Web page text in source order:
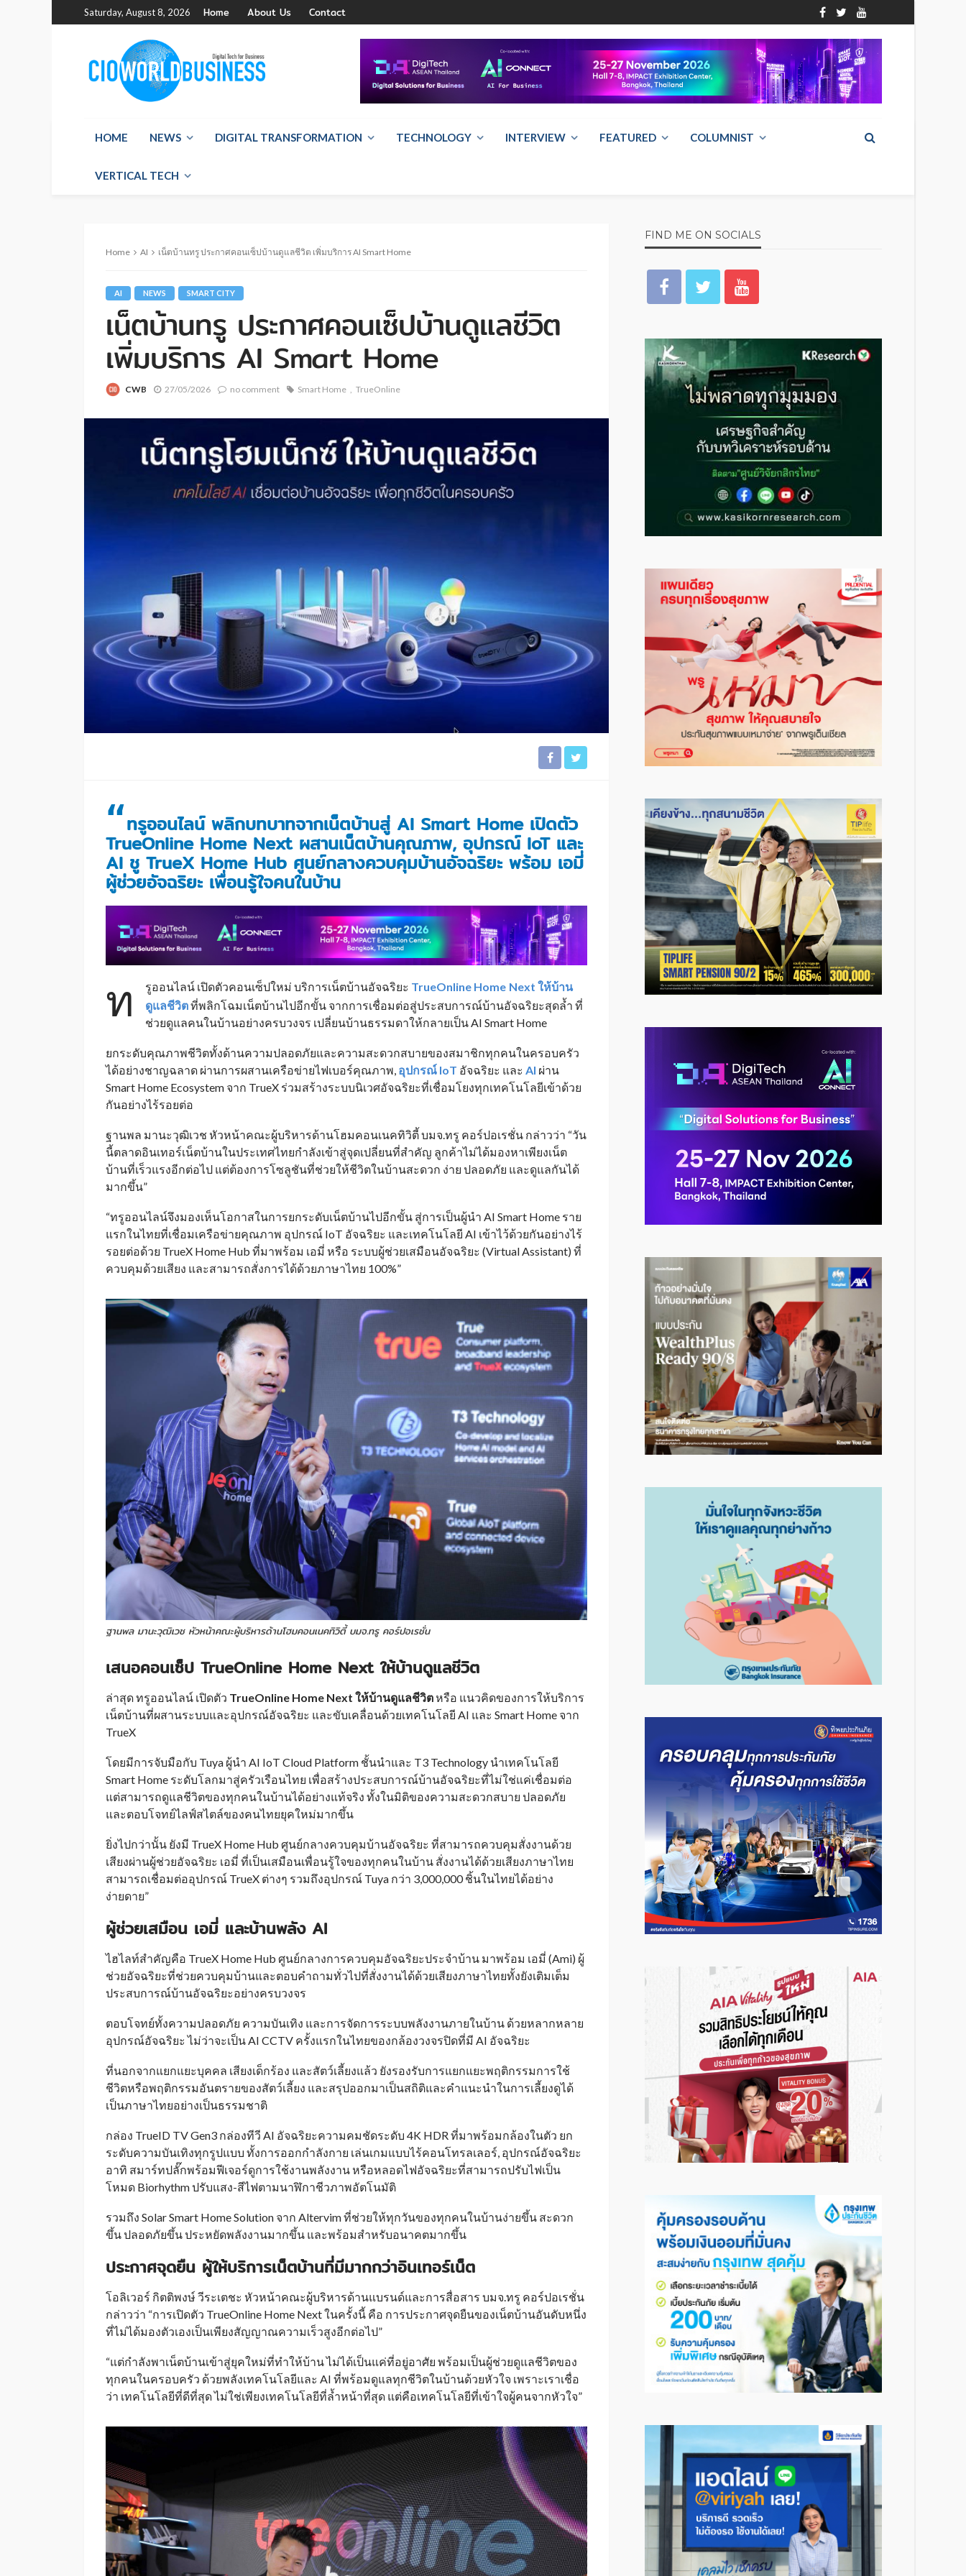
Saturday, August 8, 2026 Home About Us Contact
HOME NEWS DIGITAL TRANSFORMATION TECHNOLOGY INTERVIEW FEATURED COLUMNIST
VERTICAL TECH
Home AI เน็ตบ้านทรู ประกาศคอนเซ็ปบ้านดูแลชีวิต เพิ่มบริการ AI Smart Home
AI NEWS SMART CITY
เน็ตบ้านทรู ประกาศคอนเซ็ปบ้านดูแลชีวิต
เพิ่มบริการ AI Smart Home
CWB 27/05/2026 no comment Smart Home TrueOnline
“ทรูออนไลน์ พลิกบทบาทจากเน็ตบ้านสู่ AI Smart Home เปิดตัว
TrueOnline Home Next ผสานเน็ตบ้านคุณภาพ, อุปกรณ์ IoT และ
AI ชู TrueX Home Hub ศูนย์กลางควบคุมบ้านอัจฉริยะ พร้อม เอมี่
ผู้ช่วยอัจฉริยะ เพื่อนรู้ใจคนในบ้าน
ท รูออนไลน์ เปิดตัวคอนเซ็ปใหม่ บริการเน็ตบ้านอัจฉริยะ TrueOnline Home Next ให้บ้าน
ดูแลชีวิตที่พลิกโฉมเน็ตบ้านไปอีกขั้น จากการเชื่อมต่อสู่ประสบการณ์บ้านอัจฉริยะสุดล้ำ ที่
ช่วยดูแลคนในบ้านอย่างครบวงจร เปลี่ยนบ้านธรรมดาให้กลายเป็น AI Smart Home
ยกระดับคุณภาพชีวิตทั้งด้านความปลอดภัยและความสะดวกสบายของสมาชิกทุกคนในครอบครัว
ได้อย่างชาญฉลาด ผ่านการผสานเครือข่ายไฟเบอร์คุณภาพ, อุปกรณ์ IoT อัจฉริยะ และ AI ผ่าน
Smart Home Ecosystem จาก TrueX ร่วมสร้างระบบนิเวศอัจฉริยะที่เชื่อมโยงทุกเทคโนโลยีเข้าด้วย
กันอย่างไร้รอยต่อ
ฐานพล มานะวุฒิเวช หัวหน้าคณะผู้บริหารด้านโฮมคอนเนคทิวิตี้ บมจ.ทรู คอร์ปอเรชั่น กล่าวว่า “วัน
นี้ตลาดอินเทอร์เน็ตบ้านในประเทศไทยกำลังเข้าสู่จุดเปลี่ยนที่สำคัญ ลูกค้าไม่ได้มองหาเพียงเน็ต
บ้านที่เร็วแรงอีกต่อไป แต่ต้องการโซลูชันที่ช่วยให้ชีวิตในบ้านสะดวก ง่าย ปลอดภัย และดูแลกันได้
มากขึ้น”
“ทรูออนไลน์จึงมองเห็นโอกาสในการยกระดับเน็ตบ้านไปอีกขั้น สู่การเป็นผู้นำ AI Smart Home ราย
แรกในไทยที่เชื่อมเครือข่ายคุณภาพ อุปกรณ์ IoT อัจฉริยะ และเทคโนโลยี AI เข้าไว้ด้วยกันอย่างไร้
รอยต่อด้วย TrueX Home Hub ที่มาพร้อม เอมี่ หรือ ระบบผู้ช่วยเสมือนอัจฉริยะ (Virtual Assistant) ที่
ควบคุมด้วยเสียง และสามารถสั่งการได้ด้วยภาษาไทย 100%”
ฐานพล มานะวุฒิเวช หัวหน้าคณะผู้บริหารด้านโฮมคอนเนคทิวิตี้ บมจ.ทรู คอร์ปอเรชั่น
เสนอคอนเซ็ป TrueOnline Home Next ให้บ้านดูแลชีวิต
ล่าสุด ทรูออนไลน์ เปิดตัว TrueOnline Home Next ให้บ้านดูแลชีวิตหรือ แนวคิดของการให้บริการ
เน็ตบ้านที่ผสานระบบและอุปกรณ์อัจฉริยะ และขับเคลื่อนด้วยเทคโนโลยี AI และ Smart Home จาก
TrueX
โดยมีการจับมือกับ Tuya ผู้นำ AI IoT Cloud Platform ชั้นนำและ T3 Technology นำเทคโนโลยี
Smart Home ระดับโลกมาสู่ครัวเรือนไทย เพื่อสร้างประสบการณ์บ้านอัจฉริยะที่ไม่ใช่แค่เชื่อมต่อ
แต่สามารถดูแลชีวิตของทุกคนในบ้านได้อย่างแท้จริง ทั้งในมิติของความสะดวกสบาย ปลอดภัย
และตอบโจทย์ไลฟ์สไตล์ของคนไทยยุคใหม่มากขึ้น
ยิ่งไปกว่านั้น ยังมี TrueX Home Hub ศูนย์กลางควบคุมบ้านอัจฉริยะ ที่สามารถควบคุมสั่งงานด้วย
เสียงผ่านผู้ช่วยอัจฉริยะ เอมี่ ที่เป็นเสมือนเพื่อนรู้ใจของทุกคนในบ้าน สั่งงานได้ด้วยเสียงภาษาไทย
สามารถเชื่อมต่ออุปกรณ์ TrueX ต่างๆ รวมถึงอุปกรณ์ Tuya กว่า 3,000,000 ชิ้นในไทยได้อย่าง
ง่ายดาย”
ผู้ช่วยเสมือน เอมี่ และบ้านพลัง AI
ไฮไลท์สำคัญคือ TrueX Home Hub ศูนย์กลางการควบคุมอัจฉริยะประจำบ้าน มาพร้อม เอมี่ (Ami) ผู้
ช่วยอัจฉริยะที่ช่วยควบคุมบ้านและตอบคำถามทั่วไปที่สั่งงานได้ด้วยเสียงภาษาไทยทั้งยังเติมเต็ม
ประสบการณ์บ้านอัจฉริยะอย่างครบวงจร
ตอบโจทย์ทั้งความปลอดภัย ความบันเทิง และการจัดการระบบพลังงานภายในบ้าน ด้วยหลากหลาย
อุปกรณ์อัจฉริยะ ไม่ว่าจะเป็น AI CCTV ครั้งแรกในไทยของกล้องวงจรปิดที่มี AI อัจฉริยะ
ที่นอกจากแยกแยะบุคคล เสียงเด็กร้อง และสัตว์เลี้ยงแล้ว ยังรองรับการแยกแยะพฤติกรรมการใช้
ชีวิตหรือพฤติกรรมอันตรายของสัตว์เลี้ยง และสรุปออกมาเป็นสถิติและคำแนะนำในการเลี้ยงดูได้
เป็นภาษาไทยอย่างเป็นธรรมชาติ
กล่อง TrueID TV Gen3 กล่องทีวี AI อัจฉริยะความคมชัดระดับ 4K HDR ที่มาพร้อมกล้องในตัว ยก
ระดับความบันเทิงทุกรูปแบบ ทั้งการออกกำลังกาย เล่นเกมแบบไร้คอนโทรลเลอร์, อุปกรณ์อัจฉริยะ
อาทิ สมาร์ทปลั๊กพร้อมฟีเจอร์ดูการใช้งานพลังงาน หรือหลอดไฟอัจฉริยะที่สามารถปรับไฟเป็น
โหมด Biorhythm ปรับแสง-สีไฟตามนาฬิกาชีวภาพอัตโนมัติ
รวมถึง Solar Smart Home Solution จาก Altervim ที่ช่วยให้ทุกวันของทุกคนในบ้านง่ายขึ้น สะดวก
ขึ้น ปลอดภัยขึ้น ประหยัดพลังงานมากขึ้น และพร้อมสำหรับอนาคตมากขึ้น
ประกาศจุดยืน ผู้ให้บริการเน็ตบ้านที่มีมากกว่าอินเทอร์เน็ต
โอลิเวอร์ กิตติพงษ์ วีระเตชะ หัวหน้าคณะผู้บริหารด้านแบรนด์และการสื่อสาร บมจ.ทรู คอร์ปอเรชั่น
กล่าวว่า “การเปิดตัว TrueOnline Home Next ในครั้งนี้ คือ การประกาศจุดยืนของเน็ตบ้านอันดับหนึ่ง
ที่ไม่ได้มองตัวเองเป็นเพียงสัญญาณความเร็วสูงอีกต่อไป”
“แต่กำลังพาเน็ตบ้านเข้าสู่ยุคใหม่ที่ทำให้บ้าน ไม่ได้เป็นแค่ที่อยู่อาศัย พร้อมเป็นผู้ช่วยดูแลชีวิตของ
ทุกคนในครอบครัว ด้วยพลังเทคโนโลยีและ AI ที่พร้อมดูแลทุกชีวิตในบ้านด้วยหัวใจ เพราะเราเชื่อ
ว่า เทคโนโลยีที่ดีที่สุด ไม่ใช่เพียงเทคโนโลยีที่ล้ำหน้าที่สุด แต่คือเทคโนโลยีที่เข้าใจผู้คนจากหัวใจ”
FIND ME ON SOCIALS